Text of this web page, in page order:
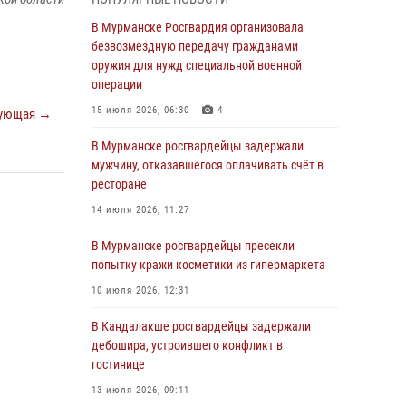
→
пресекли утренний дебош в баре на улице
Карла Маркса
04 августа 2026, 08:54
Морской отряд Северо - Западного округа
образования
03 августа 2026, 12:23 4
дебошира на автозаправочной станции
03 августа 2026, 09:12
Сотрудники Росгвардии провели инструктаж
по антитеррористической защищенности для
В Мурманске Росгвардия организовала
безвозмездную передачу гражданами
оружия для нужд специальной военной
операции
15 июля 2026, 06:30 4
В Мурманске росгвардейцы задержали
мужчину, отказавшегося оплачивать счёт в
ресторане
14 июля 2026, 11:27
В Мурманске росгвардейцы пресекли
попытку кражи косметики из гипермаркета
10 июля 2026, 12:31
В Кандалакше росгвардейцы задержали
дебошира, устроившего конфликт в
гостинице
13 июля 2026, 09:11